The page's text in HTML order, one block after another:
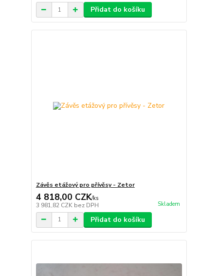
Přidat do košíku
Závěs etážový pro přívěsy - Zetor
4 818,00 CZK/ks
3 981,82 CZK bez DPH Skladem
Přidat do košíku